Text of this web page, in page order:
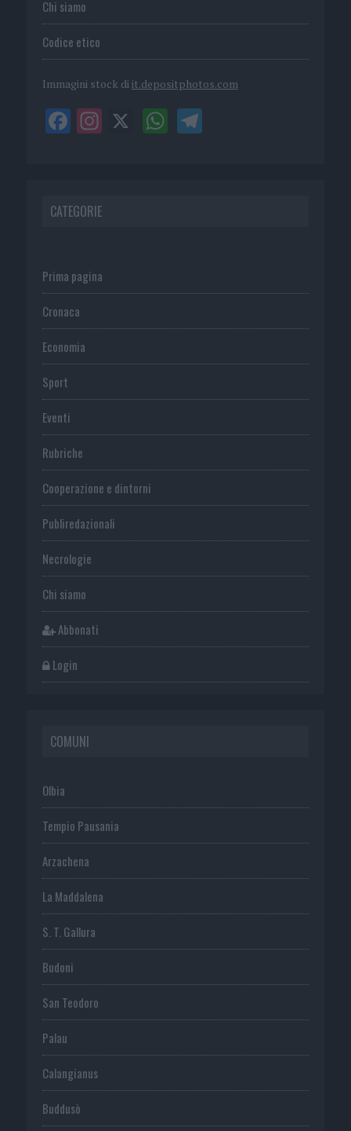
Chi siamo
Codice etico
Immagini stock di it.depositphotos.com
CATEGORIE
Prima pagina
Cronaca
Economia
Sport
Eventi
Rubriche
Cooperazione e dintorni
Publiredazionali
Necrologie
Chi siamo
Abbonati
Login
COMUNI
Olbia
Tempio Pausania
Arzachena
La Maddalena
S. T. Gallura
Budoni
San Teodoro
Palau
Calangianus
Buddusò